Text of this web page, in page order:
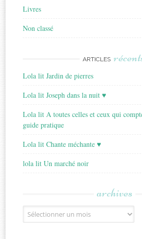
Livres
Non classé
ARTICLES
Lola lit Jardin de pierres
Lola lit Joseph dans la nuit ♥
Lola lit A toutes celles et ceux qui
guide pratique
Lola lit Chante méchante ♥
lola lit Un marché noir
archives
Archives